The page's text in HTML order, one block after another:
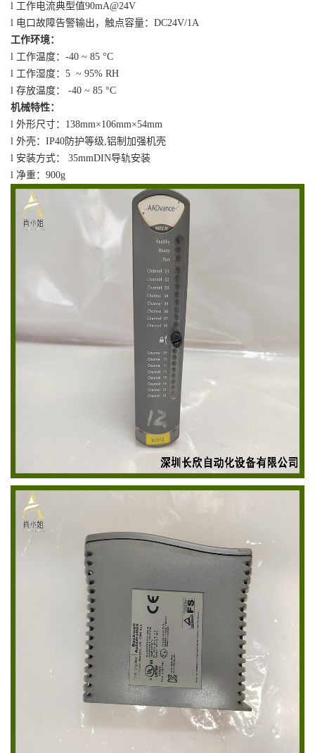
l 工作电流典型值90mA@24V
l 电口故障告警输出，触点容量：DC24V/1A
工作环境：
l 工作温度：-40 ~ 85 °C
l 工作湿度：5 ~ 95% RH
l 存放温度： -40 ~ 85 °C
机械特性：
l 外形尺寸：138mm×106mm×54mm
l 外壳：IP40防护等级,铝制加强机壳
l 安装方式： 35mmDIN导轨安装
l 净重：900g